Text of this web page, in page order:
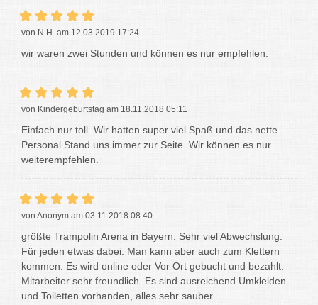
von N.H. am 12.03.2019 17:24
wir waren zwei Stunden und können es nur empfehlen.
von Kindergeburtstag am 18.11.2018 05:11
Einfach nur toll. Wir hatten super viel Spaß und das nette
Personal Stand uns immer zur Seite. Wir können es nur
weiterempfehlen.
von Anonym am 03.11.2018 08:40
größte Trampolin Arena in Bayern. Sehr viel Abwechslung.
Für jeden etwas dabei. Man kann aber auch zum Klettern
kommen. Es wird online oder Vor Ort gebucht und bezahlt.
Mitarbeiter sehr freundlich. Es sind ausreichend Umkleiden
und Toiletten vorhanden, alles sehr sauber.